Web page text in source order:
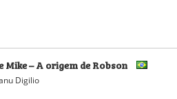
Mike – A origem de Robson
Digilio